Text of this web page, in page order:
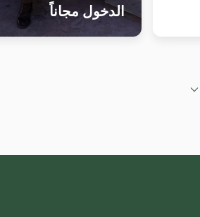
الدخول مجاناً